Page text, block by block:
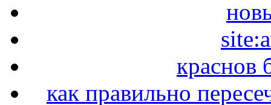
краснов
как правильно